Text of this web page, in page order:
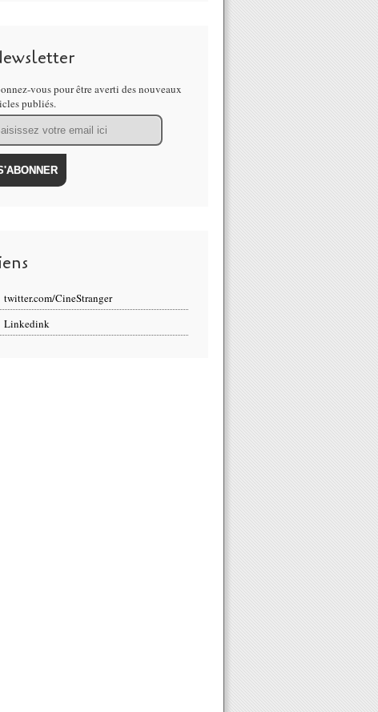
vous pour être averti des nouveaux
publiés.
twitter.com/CineStranger
Linkedink